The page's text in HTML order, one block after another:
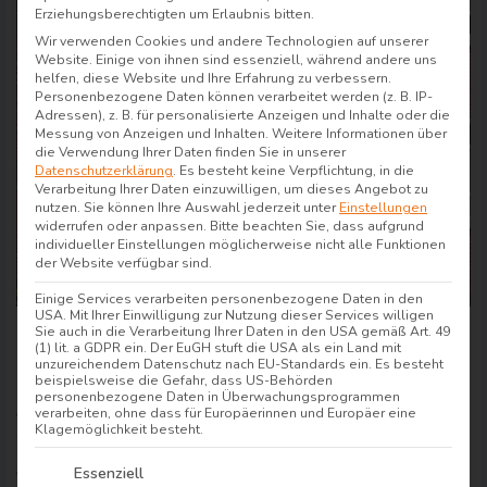
Hotel Adena Bremerhaven
Das Adena Hotel in Bremerhaven ist seit 2021 Teil
der airfect Familie und wir sind stolz auf die
Zusammenarbeit mit einem Bremerhavener Hotel,
das den Service für seine Gäste so in den
Erziehungsberechtigten um Erlaubnis bitten.
Wir verwenden Cookies und andere Technologien auf unserer
Website. Einige von ihnen sind essenziell, während andere uns
helfen, diese Website und Ihre Erfahrung zu verbessern.
Personenbezogene Daten können verarbeitet werden (z. B. IP-
Adressen), z. B. für personalisierte Anzeigen und Inhalte oder die
Messung von Anzeigen und Inhalten. Weitere Informationen über
die Verwendung Ihrer Daten finden Sie in unserer
Datenschutzerklärung. Es besteht keine Verpflichtung, in die
Verarbeitung Ihrer Daten einzuwilligen, um dieses Angebot zu
nutzen. Sie können Ihre Auswahl jederzeit unterEinstellungen
widerrufen oder anpassen. Bitte beachten Sie, dass aufgrund
individueller Einstellungen möglicherweise nicht alle Funktionen
der Website verfügbar sind.
Einige Services verarbeiten personenbezogene Daten in den
USA. Mit Ihrer Einwilligung zur Nutzung dieser Services willigen
Sie auch in die Verarbeitung Ihrer Daten in den USA gemäß Art. 49
(1) lit. a GDPR ein. Der EuGH stuft die USA als ein Land mit
unzureichendem Datenschutz nach EU-Standards ein. Es besteht
beispielsweise die Gefahr, dass US-Behörden
personenbezogene Daten in Überwachungsprogrammen
verarbeiten, ohne dass für Europäerinnen und Europäer eine
Klagemöglichkeit besteht.
Es folgt eine Liste der Service-Gruppen, für die
Essenziell